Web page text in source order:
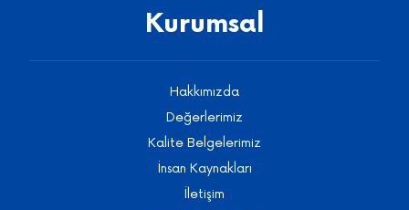
Kurumsal
Hakkımızda
Değerlerimiz
Kalite Belgelerimiz
İnsan Kaynakları
İletişim